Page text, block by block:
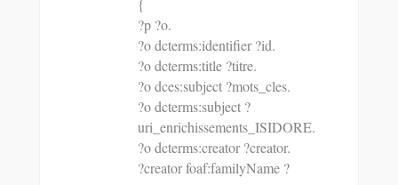
{
?p ?o.
?o dcterms:identifier ?id.
?o dcterms:title ?titre.
?o dces:subject ?mots_cles.
?o dcterms:subject ?
uri_enrichissements_ISIDORE.
?o dcterms:creator ?creator.
?creator foaf:familyName ?